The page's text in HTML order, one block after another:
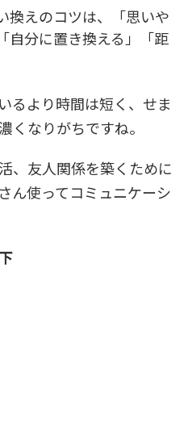
換えのコツは、「思いや
自分に置き換える」「距
るより時間は短く、せま
くなりがちですね。
、友人関係を築くために
ん使ってコミュニケーシ